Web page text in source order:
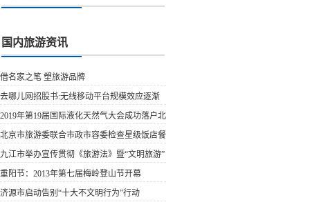
国内旅游资讯
借名家之笔 塑旅游品牌
去哪儿网招股书:无线移动平台规模效应逐渐
显露
2019年第19届国际液化天然气大会成功落户北
京
北京市旅游委联合市政市容委检查星级饭店餐
饮场所燃气...
九江市举办宣传贯彻《旅游法》暨“文明旅游”
宣传活动
重阳节：2013年第七届梅岭登山节开幕
济源市启动告别“十大不文明行为”行动